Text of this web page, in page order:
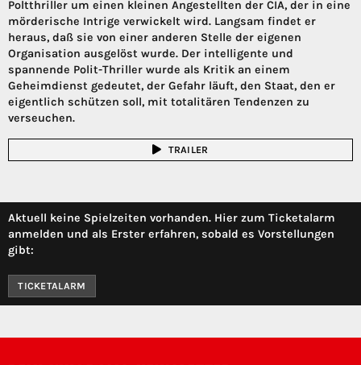
Poltthriller um einen kleinen Angestellten der CIA, der in eine
mörderische Intrige verwickelt wird. Langsam findet er
heraus, daß sie von einer anderen Stelle der eigenen
Organisation ausgelöst wurde. Der intelligente und
spannende Polit-Thriller wurde als Kritik an einem
Geheimdienst gedeutet, der Gefahr läuft, den Staat, den er
eigentlich schützen soll, mit totalitären Tendenzen zu
verseuchen.
TRAILER
Aktuell keine Spielzeiten vorhanden. Hier zum Ticketalarm
anmelden und als Erster erfahren, sobald es Vorstellungen
gibt:
TICKETALARM